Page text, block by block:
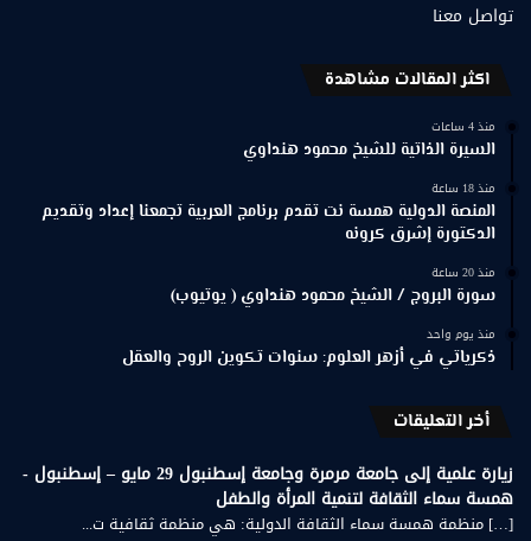
تواصل معنا
اكثر المقالات مشاهدة
منذ 4 ساعات
السيرة الذاتية للشيخ محمود هنداوي
منذ 18 ساعة
المنصة الدولية همسة نت تقدم برنامج العربية تجمعنا إعداد وتقديم
الدكتورة إشرق كرونه
منذ 20 ساعة
سورة البروج / الشيخ محمود هنداوي ( يوتيوب)
منذ يوم واحد
ذكرياتي في أزهر العلوم: سنوات تكوين الروح والعقل
أخر التعليقات
زيارة علمية إلى جامعة مرمرة وجامعة إسطنبول 29 مايو – إسطنبول -
همسة سماء الثقافة لتنمية المرأة والطفل
[…] منظمة همسة سماء الثقافة الدولية: هي منظمة ثقافية ت...